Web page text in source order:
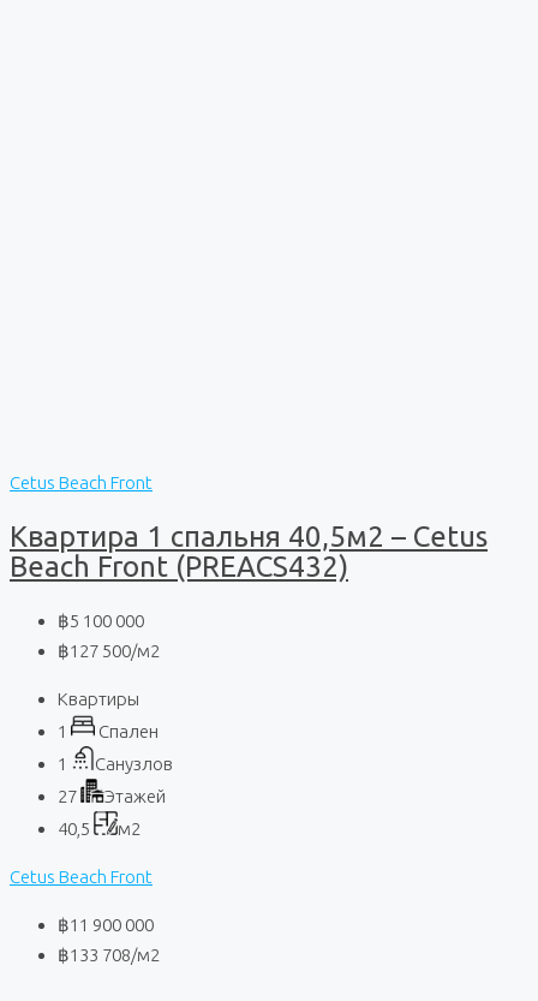
Cetus Beach Front
Квартира 1 спальня 40,5м2 – Cetus
Beach Front (PREACS432)
฿5 100 000
฿127 500/м2
Квартиры
1
Спален
1
Санузлов
27
Этажей
40,5
м2
Cetus Beach Front
฿11 900 000
฿133 708/м2